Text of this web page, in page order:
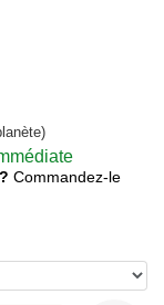
Commandez-le